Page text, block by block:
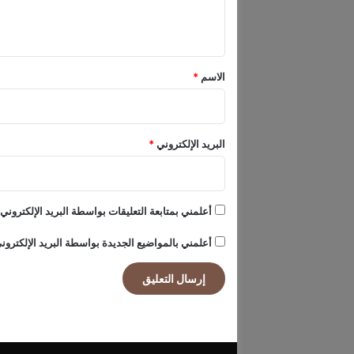
*
الاسم *
البريد الإلكتروني*
أعلمني بمتابعة التعليقات بواسطة البريد
أعلمني بالمواضيع الجديدة بواسطة البريد